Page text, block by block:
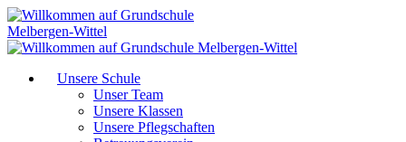
Unsere Schule
Unser Team
Unsere Klassen
Unsere Pflegschaften